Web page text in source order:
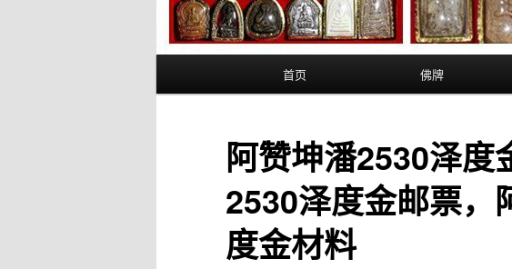
首页 佛牌
阿赞坤潘2530泽度
2530泽度金邮票，
度金材料